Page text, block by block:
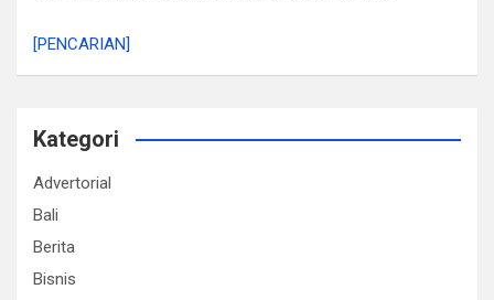
[PENCARIAN]
Kategori
Advertorial
Bali
Berita
Bisnis